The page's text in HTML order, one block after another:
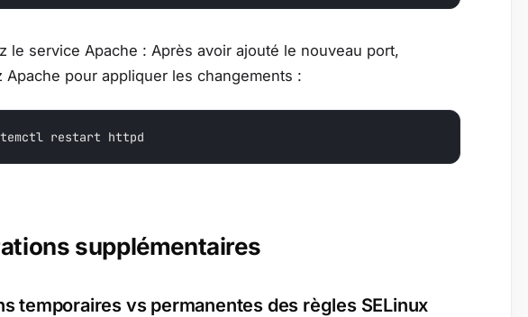
le service Apache : Après avoir ajouté le nouveau port,
Apache pour appliquer les changements :
restart httpd
supplémentaires
temporaires vs permanentes des règles SELinux